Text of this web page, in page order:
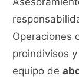
Operaciones
proindivisos
equipo de